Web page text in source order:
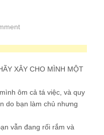
XÂY CHO MÌNH MỘT
ôm cả tá việc, và quy
do bạn làm chủ nhưng
vẫn đang rối rắm và